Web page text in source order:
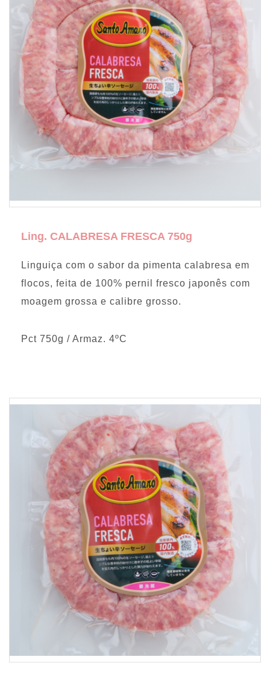
Ling. CALABRESA FRESCA 750g
Linguiça com o sabor da pimenta calabresa em
flocos, feita de 100% pernil fresco japonês com
moagem grossa e calibre grosso.
Pct 750g / Armaz. 4ºC